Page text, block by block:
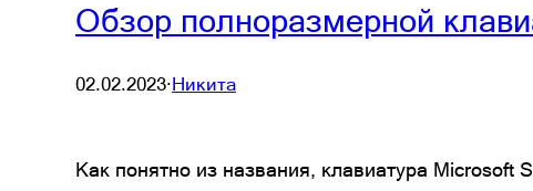
Обзор полноразмерной
02.02.2023·Никита
Как понятно из названия, клавиатура